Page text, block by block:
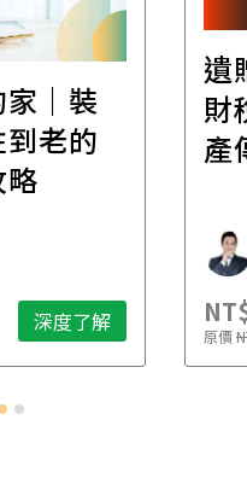
｜裝
老的
深度了解
遺
財
產
原價